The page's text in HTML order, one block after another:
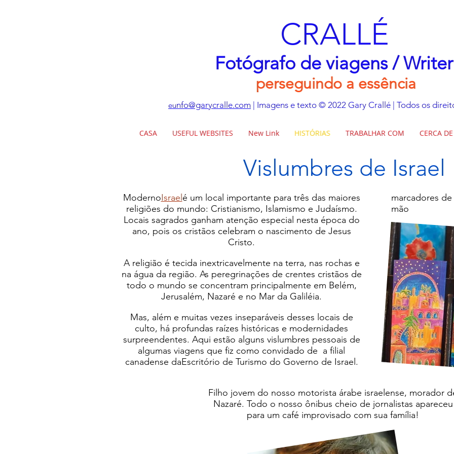
CRALLÉ
Fotógrafo de viagens /
perseguindo a essência
eunfo@garycralle.com | Imagens e texto © 2022 Gary Crallé | Todos os
CASA USEFUL WEBSITES New Link HISTÓRIAS TRABALHAR COM CERCA DE
Vislumbres de Israel
ModernoIsrael é um local importante para três das maiores
religiões do mundo: Cristianismo, Islamismo e Judaísmo.
Locais sagrados ganham atenção especial nesta época do
ano, pois os cristãos celebram o nascimento de Jesus
Cristo.
A religião é tecida inextricavelmente na terra, nas rochas e
na água da região. As peregrinações de crentes cristãos de
todo o mundo se concentram principalmente em Belém,
Jerusalém, Nazaré e no Mar da Galiléia.
Mas, além e muitas vezes inseparáveis desses locais de
culto, há profundas raízes históricas e modernidades
surpreendentes. Aqui estão alguns vislumbres pessoais de
algumas viagens que fiz como convidado de a filial
canadense daEscritório de Turismo do Governo de Israel.
marcadores
mão
Filho jovem do nosso motorista árabe israelense, morador
Nazaré. Todo o nosso ônibus cheio de jornalistas apareceu
para um café improvisado com sua família!